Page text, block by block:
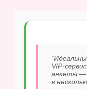
VIP-
анкеты —
в